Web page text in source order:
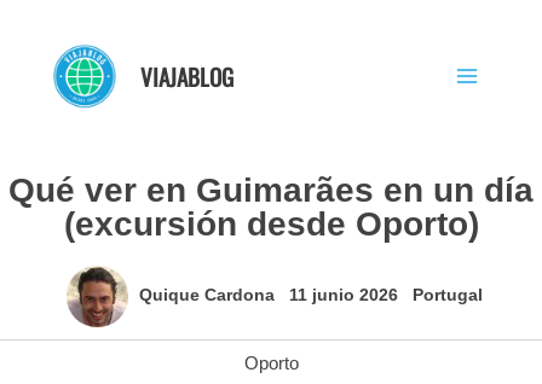
contenido
VIAJABLOG
Qué ver en Guimarães en un día
(excursión desde Oporto)
Quique Cardona 11 junio 2026 Portugal
Oporto